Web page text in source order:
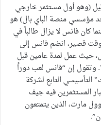
(وهو أول مستثمر خارجي
مؤسسي منصة الباي بال) هو
كان فانس لا يزال طالباً في
قصير، انضم فانس إلى
حيث عمل لمدة عامين قبل
وتقول إن “فانس لعب دوراً
التابع لشركة
المستثمرين فيه جيف
مارت، الذين يتمتعون